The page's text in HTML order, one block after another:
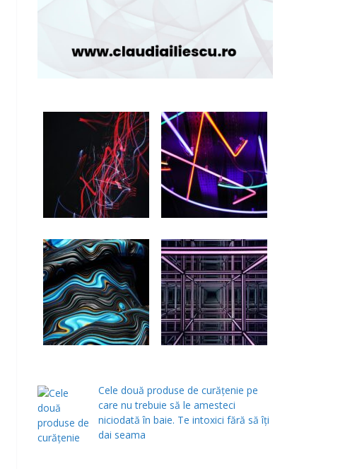
Cele două produse de curăţenie pe
care nu trebuie să le amesteci
niciodată în baie. Te intoxici fără să îţi
dai seama